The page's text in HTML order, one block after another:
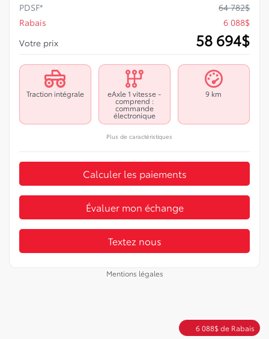
PDSF* 64 782$
Rabais
6 088$
Votre prix
58 694$
Traction intégrale eAxle 1 vitesse -
comprend :
commande
électronique
9 km
Plus de caractéristiques
Calculer les paiements
Évaluer mon échange
Textez nous
Mentions légales
6 088$de Rabais